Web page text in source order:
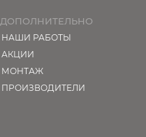
ДОПОЛНИТЕЛЬНО
НАШИ РАБОТЫ
АКЦИИ
МОНТАЖ
ПРОИЗВОДИТЕЛИ